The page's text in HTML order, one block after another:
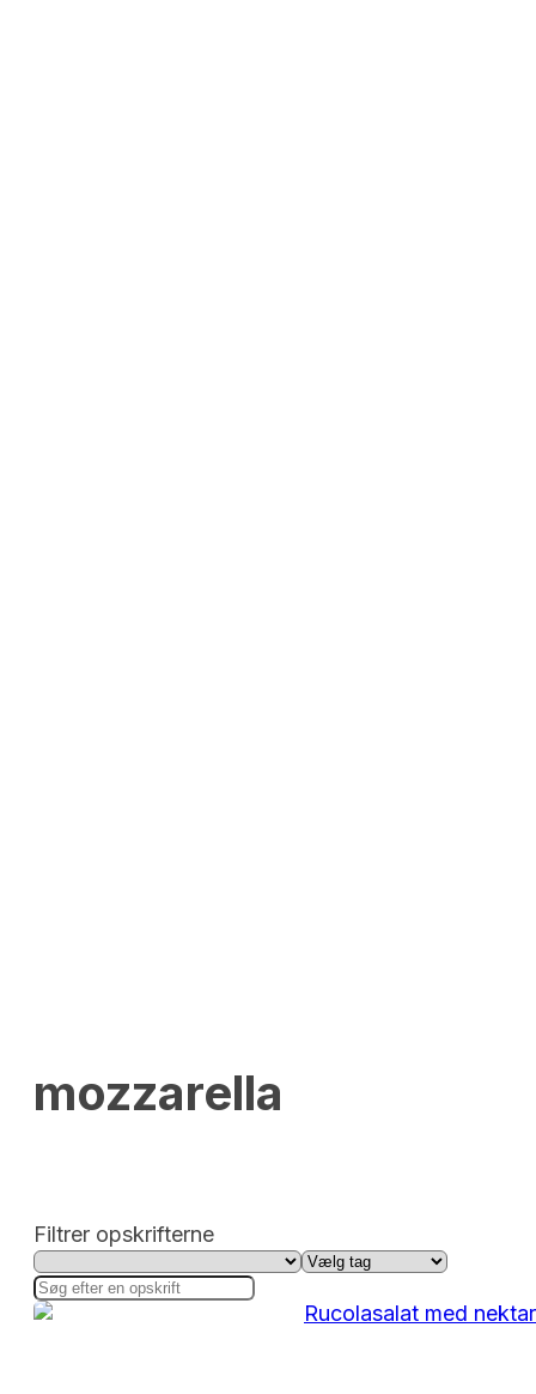
mozzarella
Filtrer opskrifterne